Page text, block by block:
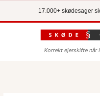
17.000+ skødesager
Korrekt ejerskifte